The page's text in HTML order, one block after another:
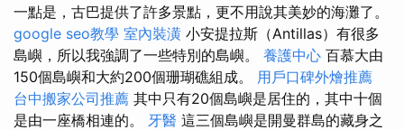
一點是，古巴提供了許多景點，更不用說其美妙的海灘了。
google seo教學 室內裝潢 小安提拉斯（Antillas）有很多
島嶼，所以我強調了一些特別的島嶼。 養護中心 百慕大由
150個島嶼和大約200個珊瑚礁組成。 用戶口碑外燴推薦
台中搬家公司推薦 其中只有20個島嶼是居住的，其中十個
是由一座橋相連的。 牙醫 這三個島嶼是開曼群島的藏身之